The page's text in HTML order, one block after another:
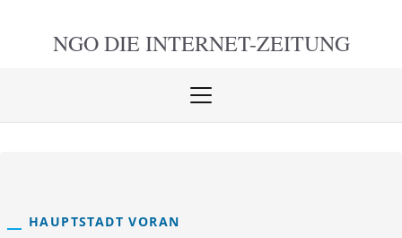
NGO DIE INTERNET-ZEITUNG
Menü
HAUPTSTADT VORAN